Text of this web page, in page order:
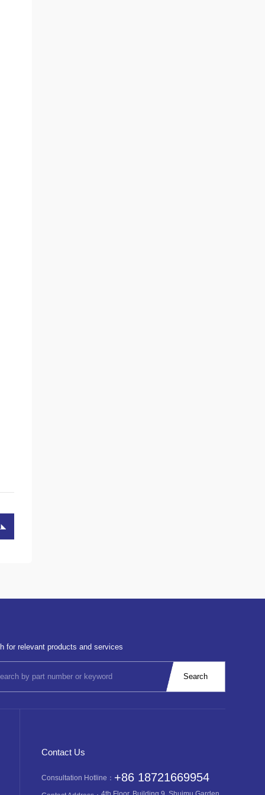
for relevant products and services
Contact Us
Consultation Hotline： +86 18721669954